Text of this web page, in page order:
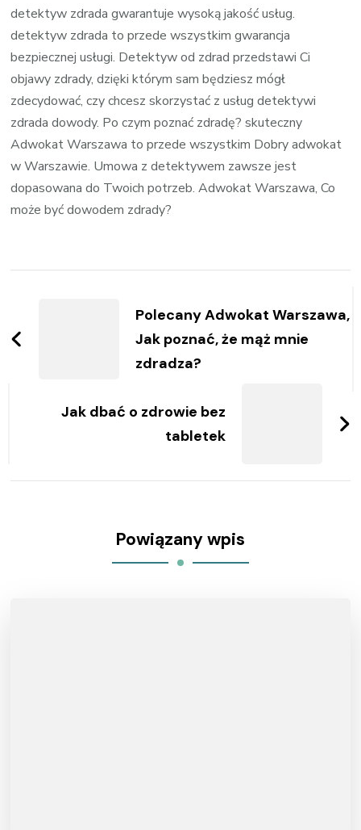
detektyw zdrada gwarantuje wysoką jakość usług.
detektyw zdrada to przede wszystkim gwarancja
bezpiecznej usługi. Detektyw od zdrad przedstawi Ci
objawy zdrady, dzięki którym sam będziesz mógł
zdecydować, czy chcesz skorzystać z usług detektywi
zdrada dowody. Po czym poznać zdradę? skuteczny
Adwokat Warszawa to przede wszystkim Dobry adwokat
w Warszawie. Umowa z detektywem zawsze jest
dopasowana do Twoich potrzeb. Adwokat Warszawa, Co
może być dowodem zdrady?
Polecany Adwokat Warszawa,
Jak poznać, że mąż mnie
zdradza?
Jak dbać o zdrowie bez
tabletek
Powiązany wpis